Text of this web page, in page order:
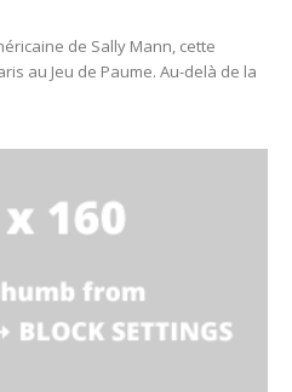
de Sally Mann, cette
au Jeu de Paume. Au-delà de la